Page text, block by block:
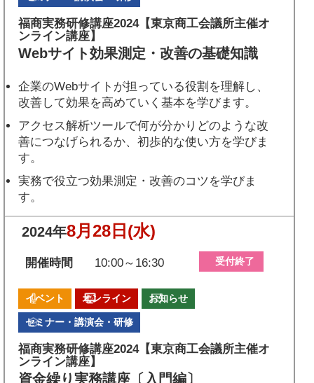
福商実務研修講座2024【東京商工会議所主催オ
ンライン講座】
Webサイト効果測定・改善の基礎知識
企業のWebサイトが担っている役割を理解し、
改善して効果を高めていく基本を学びます。
アクセス解析ツールで何が分かりどのような改
善につなげられるか、初歩的な使い方を学びま
す。
実務で役立つ効果測定・改善のコツを学びま
す。
2024年8月28日 (水)
開催時間 10:00～16:30 受付終了
イベント オンライン お知らせ
セミナー・講演会・研修
福商実務研修講座2024【東京商工会議所主催オ
ンライン講座】
資金繰り実務講座〔入門編〕